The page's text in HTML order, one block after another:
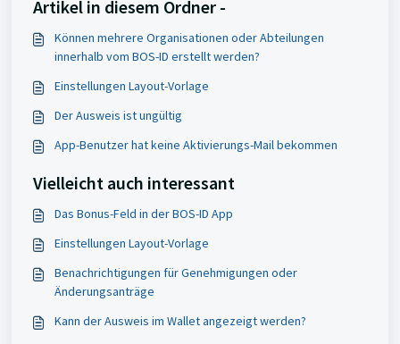
Artikel in diesem Ordner -
Können mehrere Organisationen oder Abteilungen
innerhalb vom BOS-ID erstellt werden?
Einstellungen Layout-Vorlage
Der Ausweis ist ungültig
App-Benutzer hat keine Aktivierungs-Mail bekommen
Vielleicht auch interessant
Das Bonus-Feld in der BOS-ID App
Einstellungen Layout-Vorlage
Benachrichtigungen für Genehmigungen oder
Änderungsanträge
Kann der Ausweis im Wallet angezeigt werden?